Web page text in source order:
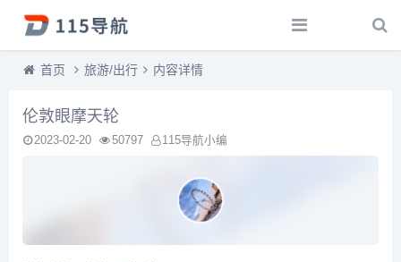
首页 旅游/出行 内容详情
伦敦眼摩天轮
2023-02-20 50797 115导航小编